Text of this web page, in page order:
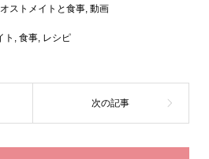
オストメイトと食事, 動画
ト , 食事, レシピ